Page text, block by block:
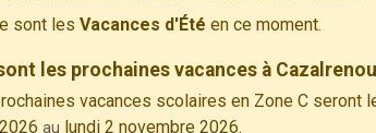
sont les Vacances d'Été en ce moment.
les prochaines vacances à
vacances scolaires en Zone C seront
au lundi 2 novembre 2026.